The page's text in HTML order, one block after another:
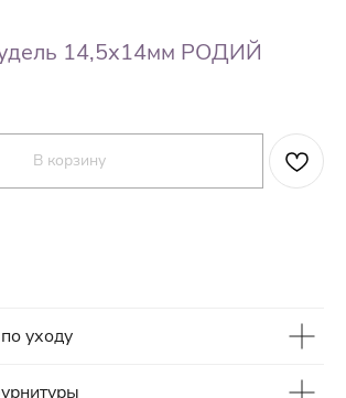
14,5х14мм РОДИЙ
В корзину
уходу